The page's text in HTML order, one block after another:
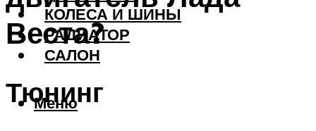
КОЛЕСА И ШИНЫ
РАДИАТОР
САЛОН
Меню
Веста?
Тюнинг